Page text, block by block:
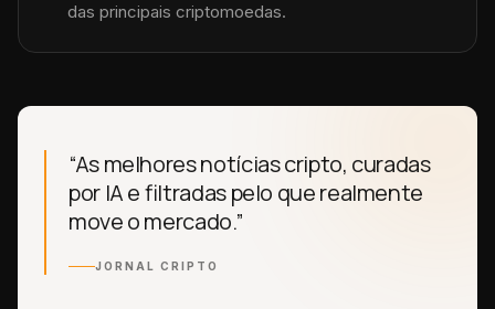
das principais criptomoedas.
“As melhores notícias cripto, curadas
por IA e filtradas pelo que realmente
move o mercado.”
JORNAL CRIPTO